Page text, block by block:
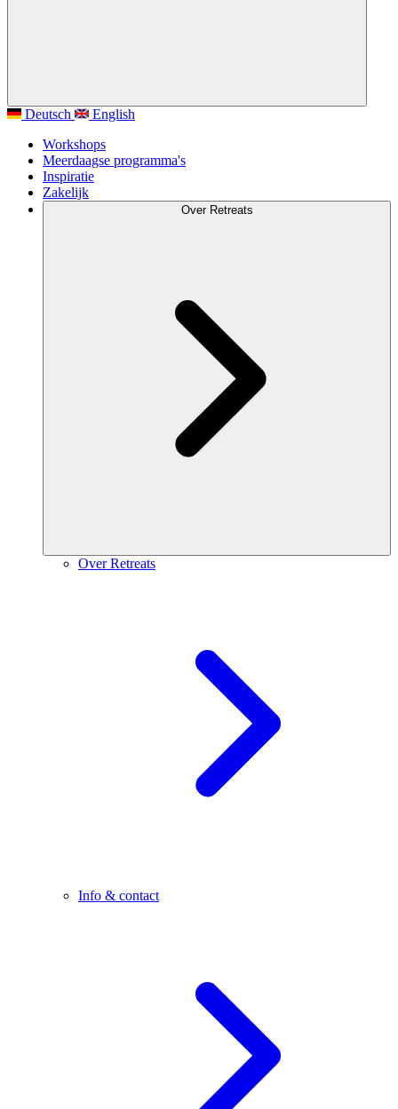
Deutsch
English
Workshops
Meerdaagse programma's
Inspiratie
Zakelijk
Over Retreats
Over Retreats
Info & contact